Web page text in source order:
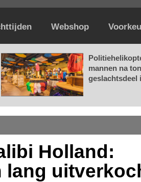
Webshop
mannen na
geslachtsdeel
Holland:
lang